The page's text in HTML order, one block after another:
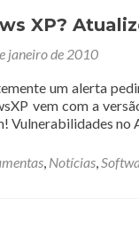
XP?
janeiro de 2010
um alerta
vem com a
Vulnerabilidades
, Notícias,